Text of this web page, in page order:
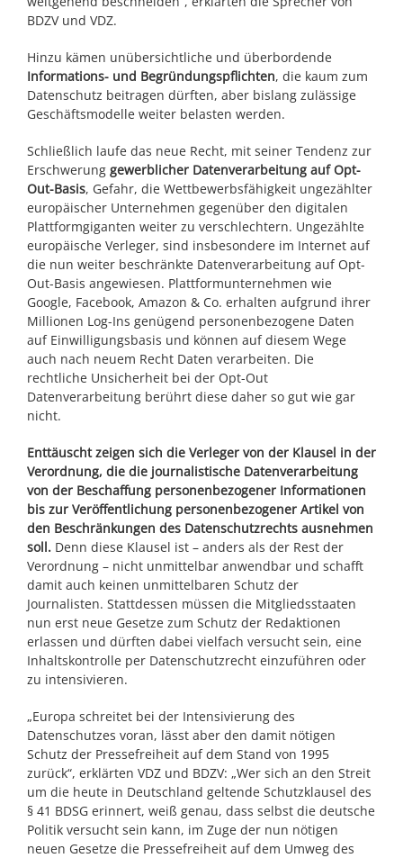
BDZV und VDZ.
Hinzu kämen unübersichtliche und überbordende
Informations- und Begründungspflichten, die kaum zum
Datenschutz beitragen dürften, aber bislang zulässige
Geschäftsmodelle weiter belasten werden.
Schließlich laufe das neue Recht, mit seiner Tendenz zur
Erschwerung gewerblicher Datenverarbeitung auf Opt-
Out-Basis, Gefahr, die Wettbewerbsfähigkeit ungezählter
europäischer Unternehmen gegenüber den digitalen
Plattformgiganten weiter zu verschlechtern. Ungezählte
europäische Verleger, sind insbesondere im Internet auf
die nun weiter beschränkte Datenverarbeitung auf Opt-
Out-Basis angewiesen. Plattformunternehmen wie
Google, Facebook, Amazon & Co. erhalten aufgrund ihrer
Millionen Log-Ins genügend personenbezogene Daten
auf Einwilligungsbasis und können auf diesem Wege
auch nach neuem Recht Daten verarbeiten. Die
rechtliche Unsicherheit bei der Opt-Out
Datenverarbeitung berührt diese daher so gut wie gar
nicht.
Enttäuscht zeigen sich die Verleger von der Klausel in der
Verordnung, die die journalistische Datenverarbeitung
von der Beschaffung personenbezogener Informationen
bis zur Veröffentlichung personenbezogener Artikel von
den Beschränkungen des Datenschutzrechts ausnehmen
soll. Denn diese Klausel ist – anders als der Rest der
Verordnung – nicht unmittelbar anwendbar und schafft
damit auch keinen unmittelbaren Schutz der
Journalisten. Stattdessen müssen die Mitgliedsstaaten
nun erst neue Gesetze zum Schutz der Redaktionen
erlassen und dürften dabei vielfach versucht sein, eine
Inhaltskontrolle per Datenschutzrecht einzuführen oder
zu intensivieren.
„Europa schreitet bei der Intensivierung des
Datenschutzes voran, lässt aber den damit nötigen
Schutz der Pressefreiheit auf dem Stand von 1995
zurück“, erklärten VDZ und BDZV: „Wer sich an den Streit
um die heute in Deutschland geltende Schutzklausel des
§ 41 BDSG erinnert, weiß genau, dass selbst die deutsche
Politik versucht sein kann, im Zuge der nun nötigen
neuen Gesetze die Pressefreiheit auf dem Umweg des